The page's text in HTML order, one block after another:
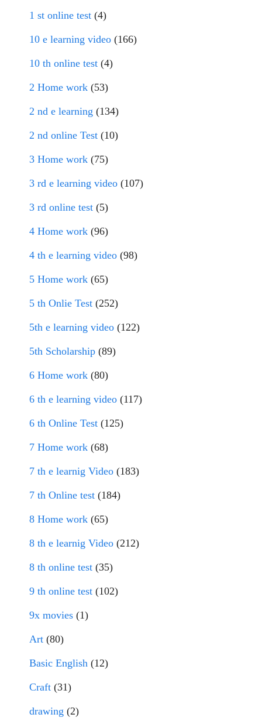
1 st online test (4)
10 e learning video (166)
10 th online test (4)
2 Home work (53)
2 nd e learning (134)
2 nd online Test (10)
3 Home work (75)
3 rd e learning video (107)
3 rd online test (5)
4 Home work (96)
4 th e learning video (98)
5 Home work (65)
5 th Onlie Test (252)
5th e learning video (122)
5th Scholarship (89)
6 Home work (80)
6 th e learning video (117)
6 th Online Test (125)
7 Home work (68)
7 th e learnig Video (183)
7 th Online test (184)
8 Home work (65)
8 th e learnig Video (212)
8 th online test (35)
9 th online test (102)
9x movies (1)
Art (80)
Basic English (12)
Craft (31)
drawing (2)